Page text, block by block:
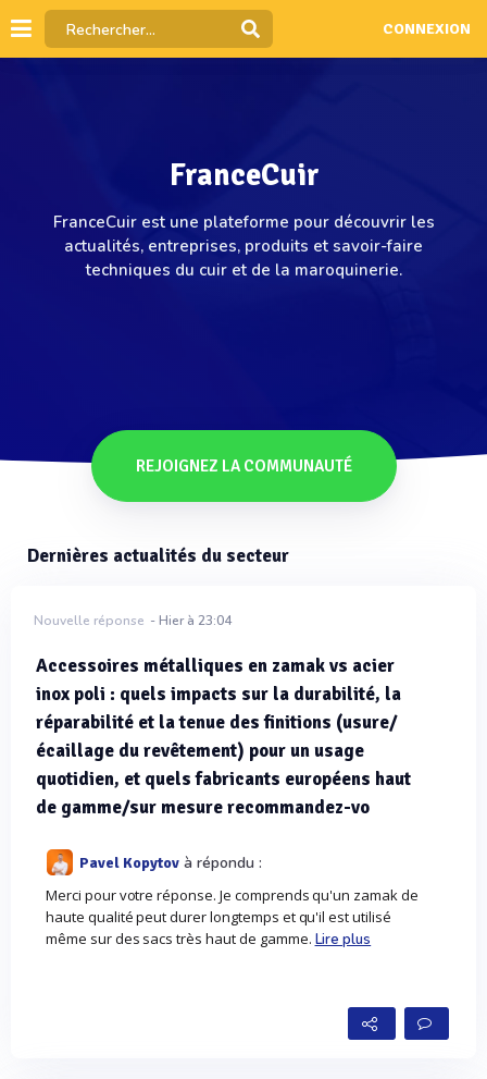
CONNEXION
FranceCuir
FranceCuir est une plateforme pour découvrir les
actualités, entreprises, produits et savoir-faire
techniques du cuir et de la maroquinerie.
REJOIGNEZ LA COMMUNAUTÉ
Dernières actualités du secteur
Nouvelle réponse - Hier à 23:04
Accessoires métalliques en zamak vs acier
inox poli : quels impacts sur la durabilité, la
réparabilité et la tenue des finitions (usure/
écaillage du revêtement) pour un usage
quotidien, et quels fabricants européens haut
de gamme/sur mesure recommandez-vo
Pavel Kopytov à répondu :
Merci pour votre réponse. Je comprends qu'un zamak de
haute qualité peut durer longtemps et qu'il est utilisé
même sur des sacs très haut de gamme. Lire plus